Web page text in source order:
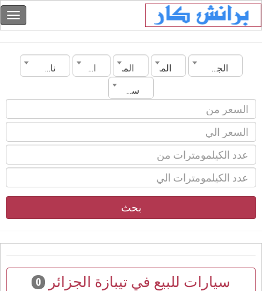
الجزائر المدينة الماركة الموديل
ناقل الحركة
سنة الصنع
بحث
سيارات للبيع في تيبازة الجزائر 0